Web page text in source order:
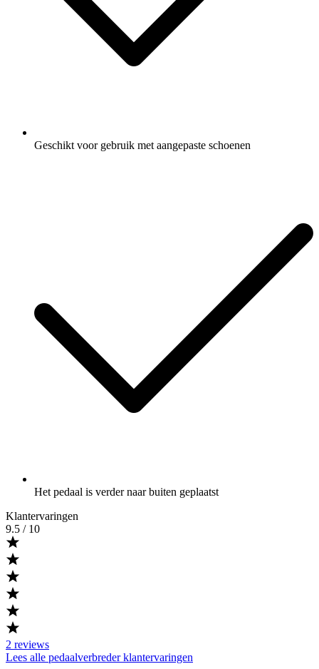
Geschikt voor gebruik met aangepaste schoenen
Het pedaal is verder naar buiten geplaatst
Klantervaringen
9.5 / 10
2 reviews
Lees alle pedaalverbreder klantervaringen